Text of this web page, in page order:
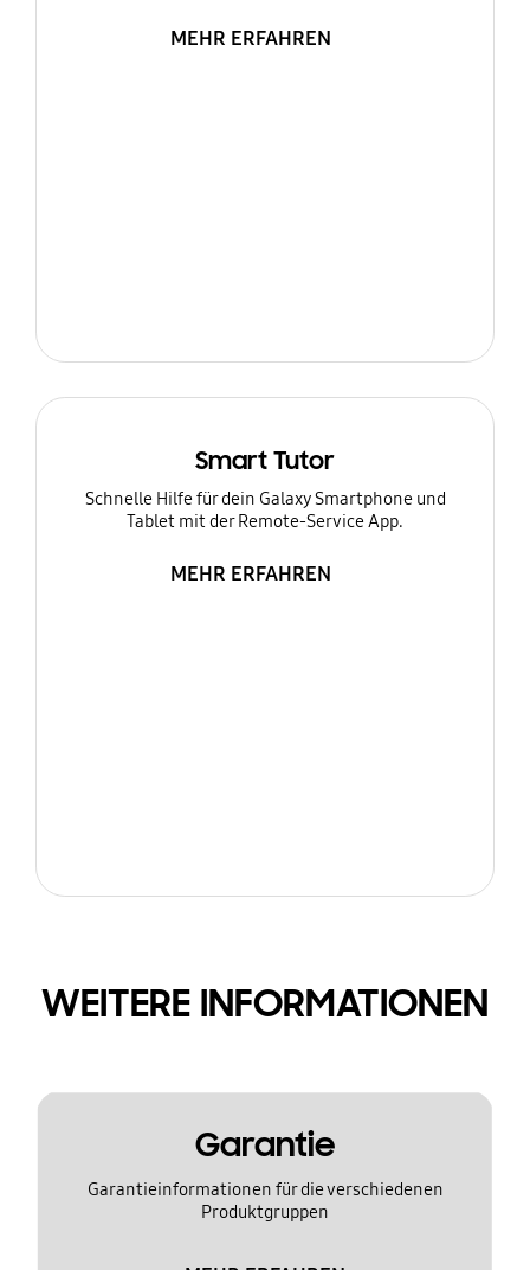
MEHR ERFAHREN
Smart Tutor
Schnelle Hilfe für dein Galaxy Smartphone und
Tablet mit der Remote-Service App.
MEHR ERFAHREN
WEITERE INFORMATIONEN
Garantie
Garantieinformationen für die verschiedenen
Produktgruppen